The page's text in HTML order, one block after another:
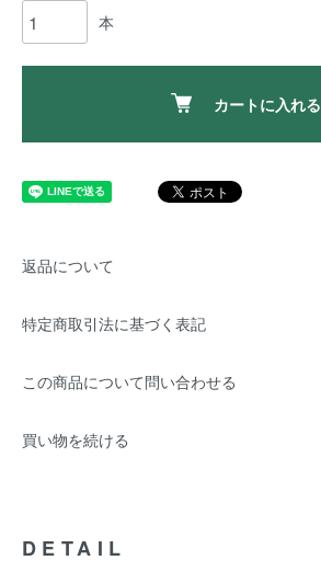
本
カートに入れる
返品について
特定商取引法に基づく表記
この商品について問い合わせる
買い物を続ける
DETAIL